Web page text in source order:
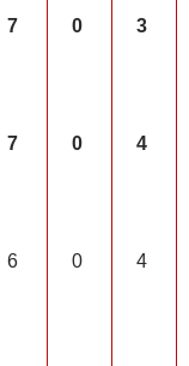
7 0 3
7 0 4
6 0 4